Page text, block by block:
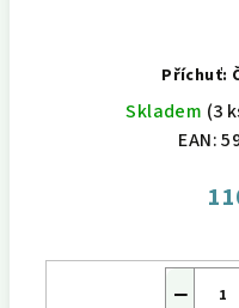
Příchuť:
Skladem (3
EAN:
−